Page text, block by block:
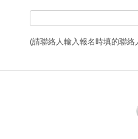
(請聯絡人輸入報名時填的聯絡